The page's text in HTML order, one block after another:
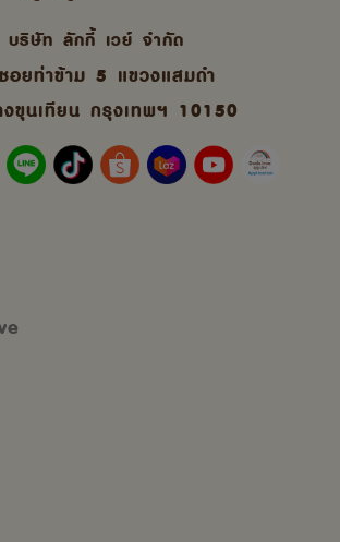
บริษัท ลักกี้ เวย์ จํากัด
ยท่าข้าม 5 แขวงแสมดำ
งขุนเทียน กรุงเทพฯ 10150